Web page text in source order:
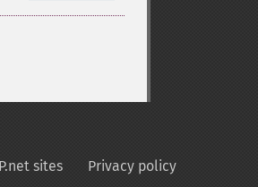
sites Privacy policy